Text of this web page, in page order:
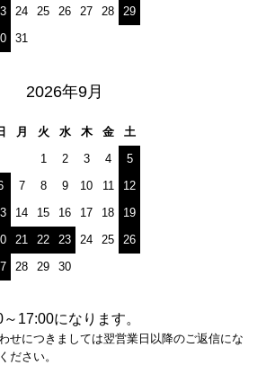
24 25 26 27 28
29
31
2026年9月
月 火 水 木 金
土
1
2 3 4
5
7 8 9 10 11
12
14 15 16 17 18
19
21 22 23 24 25
26
28 29 30
17:00になります。
せにつきましては翌営業日以降のご返信にな
ださい。